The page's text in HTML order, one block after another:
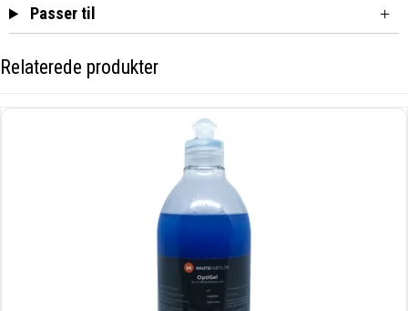
Passer til
Relaterede produkter